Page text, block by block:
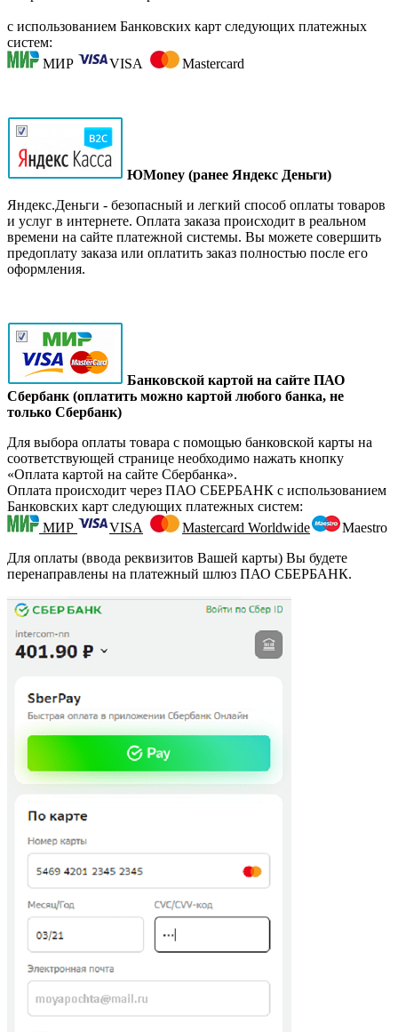
с использованием Банковских карт следующих платежных
систем:
МИР
VISA Mastercard
ЮMoney (ранее Яндекс Деньги)
Яндекс.Деньги - безопасный и легкий способ оплаты товаров
и услуг в интернете. Оплата заказа происходит в реальном
времени на сайте платежной системы. Вы можете совершить
предоплату заказа или оплатить заказ полностью после его
оформления.
Банковской картой на сайте ПАО
Сбербанк (оплатить можно картой любого банка, не
только Сбербанк)
Для выбора оплаты товара с помощью банковской карты на
соответствующей странице необходимо нажать кнопку
«Оплата картой на сайте Сбербанка».
Оплата происходит через ПАО СБЕРБАНК с использованием
Банковских карт следующих платежных систем:
МИР
VISA Mastercard Worldwide
Maestro
Для оплаты (ввода реквизитов Вашей карты) Вы будете
перенаправлены на платежный шлюз ПАО СБЕРБАНК.